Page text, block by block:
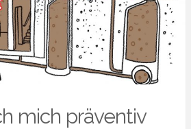
mich präventiv